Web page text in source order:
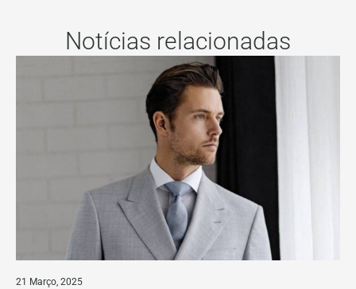
Notícias relacionadas
21 Março, 2025